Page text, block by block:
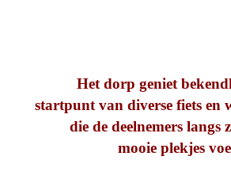
Het dorp geniet
startpunt van diverse fiets en
die de deelnemers langs
mooie plekjes